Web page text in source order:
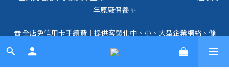
🛍️  全店免信用卡手續費、購物滿 HK$1000，即享免運優惠！
年原廠保養 ✨
☎️ 全店免信用卡手續費｜提供客製化中、小、大型企業網絡、儲